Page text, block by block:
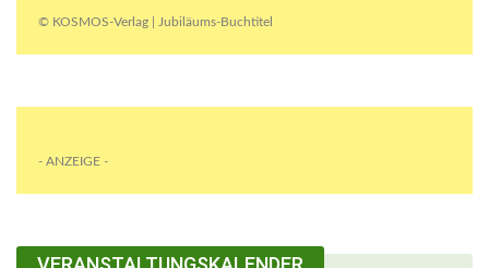
© KOSMOS-Verlag | Jubiläums-Buchtitel
- ANZEIGE -